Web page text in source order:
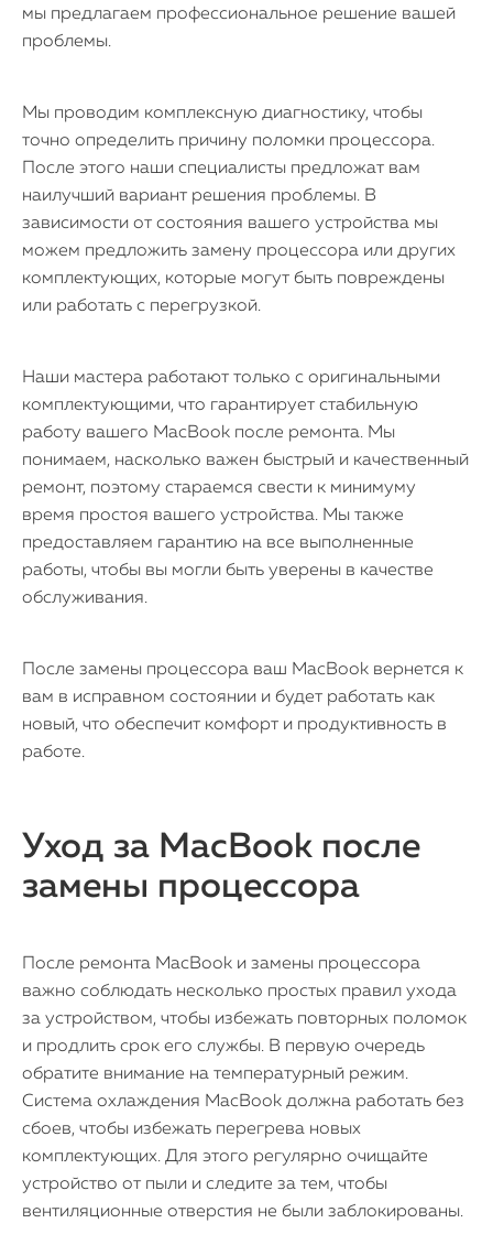
MacBook
Watch
iPad
iMac
О нас
Контакты
Статьи
мы предлагаем профессиональное решение вашей
проблемы.
Мы проводим комплексную диагностику, чтобы
точно определить причину поломки процессора.
После этого наши специалисты предложат вам
наилучший вариант решения проблемы. В
зависимости от состояния вашего устройства мы
можем предложить замену процессора или других
комплектующих, которые могут быть повреждены
или работать с перегрузкой.
Наши мастера работают только с оригинальными
комплектующими, что гарантирует стабильную
работу вашего MacBook после ремонта. Мы
понимаем, насколько важен быстрый и качественный
ремонт, поэтому стараемся свести к минимуму
время простоя вашего устройства. Мы также
предоставляем гарантию на все выполненные
работы, чтобы вы могли быть уверены в качестве
обслуживания.
После замены процессора ваш MacBook вернется к
вам в исправном состоянии и будет работать как
новый, что обеспечит комфорт и продуктивность в
работе.
Уход за MacBook после
замены процессора
После ремонта MacBook и замены процессора
важно соблюдать несколько простых правил ухода
за устройством, чтобы избежать повторных поломок
и продлить срок его службы. В первую очередь
обратите внимание на температурный режим.
Система охлаждения MacBook должна работать без
сбоев, чтобы избежать перегрева новых
комплектующих. Для этого регулярно очищайте
устройство от пыли и следите за тем, чтобы
вентиляционные отверстия не были заблокированы.